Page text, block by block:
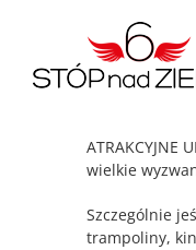
ATRAKCYJNE
wielkie
Szczególnie
trampoliny,